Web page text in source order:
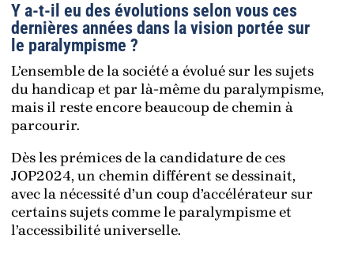
Y a-t-il eu des évolutions selon vous ces
dernières années dans la vision portée sur
le paralympisme ?
L’ensemble de la société a évolué sur les sujets
du handicap et par là-même du paralympisme,
mais il reste encore beaucoup de chemin à
parcourir.
Dès les prémices de la candidature de ces
JOP2024, un chemin différent se dessinait,
avec la nécessité d’un coup d’accélérateur sur
certains sujets comme le paralympisme et
l’accessibilité universelle.